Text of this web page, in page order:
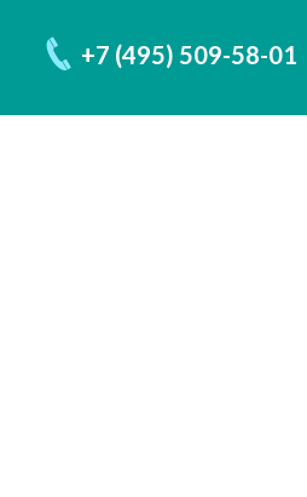
+7 (495) 509-58-01